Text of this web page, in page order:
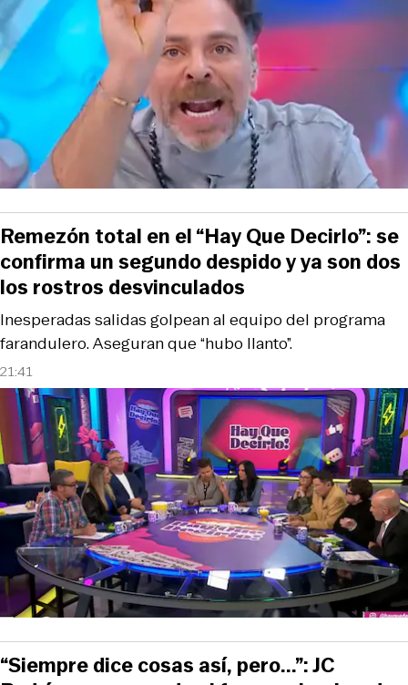
21:41
Inesperadas salidas golpean al equipo del programa
farandulero. Aseguran que “hubo llanto”.
Remezón total en el “Hay Que Decirlo”: se
confirma un segundo despido y ya son dos
los rostros desvinculados
“Siempre dice cosas así, pero...”: JC